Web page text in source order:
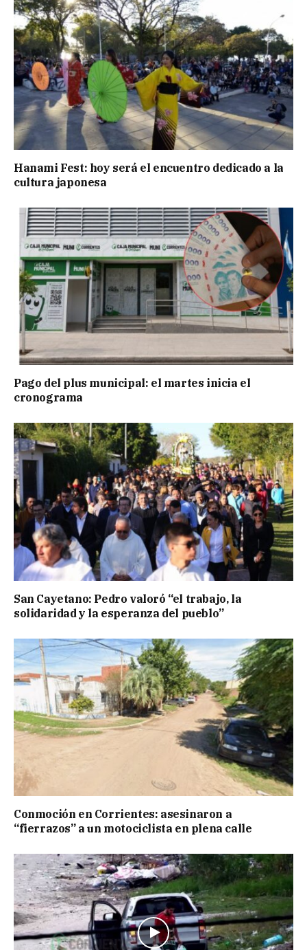
Hanami Fest: hoy será el encuentro dedicado a la
cultura japonesa
Pago del plus municipal: el martes inicia el
cronograma
San Cayetano: Pedro valoró “el trabajo, la
solidaridad y la esperanza del pueblo”
Conmoción en Corrientes: asesinaron a
“fierrazos” a un motociclista en plena calle